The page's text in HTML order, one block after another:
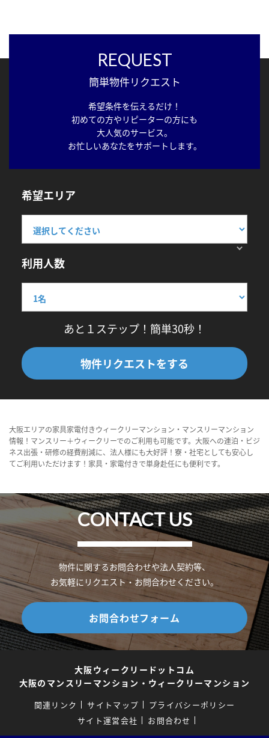
REQUEST
簡単物件リクエスト
希望条件を伝えるだけ！
初めての方やリピーターの方にも
大人気のサービス。
お忙しいあなたをサポートします。
希望エリア
利用人数
あと１ステップ！簡単30秒！
物件リクエストをする
大阪エリアの家具家電付きウィークリーマンション・マンスリーマンション
情報！マンスリー＋ウィークリーでのご利用も可能です。大阪への連泊・ビジ
ネス出張・研修の経費削減に、法人様にも大好評！寮・社宅としても安心し
てご利用いただけます！家具・家電付きで単身赴任にも便利です。
CONTACT US
物件に関するお問合わせや法人契約等、
お気軽にリクエスト・お問合わせください。
お問合わせフォーム
大阪ウィークリードットコム
大阪のマンスリーマンション・ウィークリーマンション
関連リンク サイトマップ
プライバシーポリシー
サイト運営会社
お問合わせ